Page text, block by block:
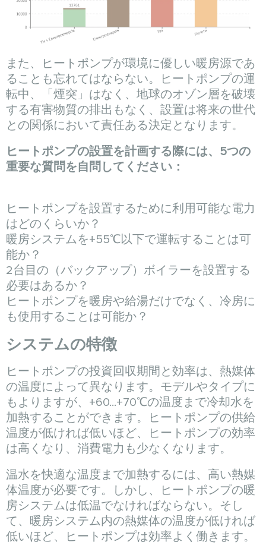
また、ヒートポンプが環境に優しい暖房源であ
ることも忘れてはならない。ヒートポンプの運
転中、「煙突」はなく、地球のオゾン層を破壊
する有害物質の排出もなく、設置は将来の世代
との関係において責任ある決定となります。
ヒートポンプの設置を計画する際には、5つの
重要な質問を自問してください：
ヒートポンプを設置するために利用可能な電力
はどのくらいか？
暖房システムを+55℃以下で運転することは可
能か？
2台目の（バックアップ）ボイラーを設置する
必要はあるか？
ヒートポンプを暖房や給湯だけでなく、冷房に
も使用することは可能か？
システムの特徴
ヒートポンプの投資回収期間と効率は、熱媒体
の温度によって異なります。モデルやタイプに
もよりますが、+60...+70℃の温度まで冷却水を
加熱することができます。ヒートポンプの供給
温度が低ければ低いほど、ヒートポンプの効率
は高くなり、消費電力も少なくなります。
温水を快適な温度まで加熱するには、高い熱媒
体温度が必要です。しかし、ヒートポンプの暖
房システムは低温でなければならない。そし
て、暖房システム内の熱媒体の温度が低ければ
低いほど、ヒートポンプは効率よく働きます。